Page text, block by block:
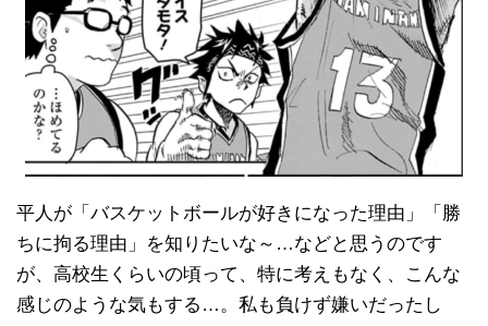
平人が「バスケットボールが好きになった理由」「勝
ちに拘る理由」を知りたいな～…などと思うのです
が、高校生くらいの頃って、特に考えもなく、こんな
感じのような気もする…。私も負けず嫌いだったし